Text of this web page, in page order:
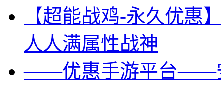
【超能战鸡-永久优惠
人人满属性战神
——优惠手游平台——